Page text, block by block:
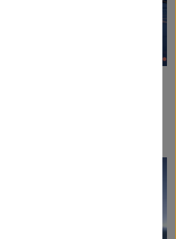
transparent und
machen“